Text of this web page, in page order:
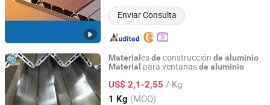
Enviar Consulta
Material esde construcción de aluminio
Material para ventanasde aluminio
US$ 2,1-2,55 / Kg
1 Kg (MOQ)
Shenzhen Runze Metal Technology Co., Ltd.
Guangdong, China Desde 2017